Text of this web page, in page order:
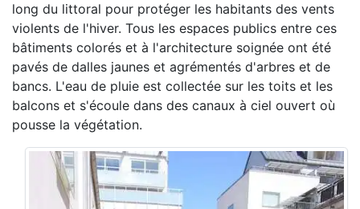
long du littoral pour protéger les habitants des vents
violents de l'hiver. Tous les espaces publics entre ces
bâtiments colorés et à l'architecture soignée ont été
pavés de dalles jaunes et agrémentés d'arbres et de
bancs. L'eau de pluie est collectée sur les toits et les
balcons et s'écoule dans des canaux à ciel ouvert où
pousse la végétation.